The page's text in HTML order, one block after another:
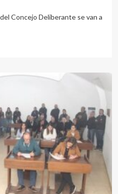
Concejo Deliberante se van a